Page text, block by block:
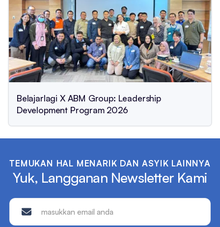
Belajarlagi X ABM Group: Leadership
Development Program 2026
TEMUKAN HAL MENARIK DAN ASYIK LAINNYA
Yuk, Langganan Newsletter Kami